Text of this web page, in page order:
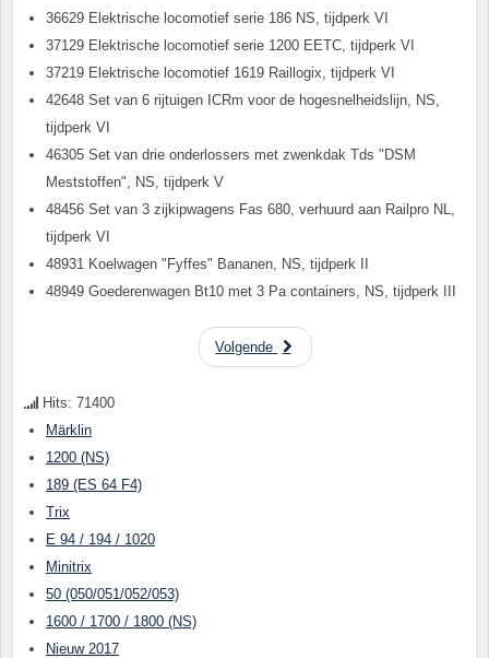
36629 Elektrische locomotief serie 186 NS, tijdperk VI
37129 Elektrische locomotief serie 1200 EETC, tijdperk VI
37219 Elektrische locomotief 1619 Raillogix, tijdperk VI
42648 Set van 6 rijtuigen ICRm voor de hogesnelheidslijn, NS,
tijdperk VI
46305 Set van drie onderlossers met zwenkdak Tds "DSM
Meststoffen", NS, tijdperk V
48456 Set van 3 zijkipwagens Fas 680, verhuurd aan Railpro NL,
tijdperk VI
48931 Koelwagen "Fyffes" Bananen, NS, tijdperk II
48949 Goederenwagen Bt10 met 3 Pa containers, NS, tijdperk III
Volgende
Hits: 71400
Märklin
1200 (NS)
189 (ES 64 F4)
Trix
E 94 / 194 / 1020
Minitrix
50 (050/051/052/053)
1600 / 1700 / 1800 (NS)
Nieuw 2017